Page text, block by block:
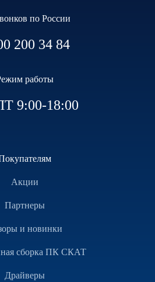
по России
200 34 84
работы
9:00-18:00
Акции
Партнеры
и новинки
сборка ПК СКАТ
Драйверы